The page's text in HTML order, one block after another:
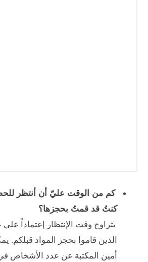
كم من الوقت عليّ أن أنتظر
كنتُ قد قمتُ بحجزها؟
يتراوح وقت الإنتظار إعتماداً
الذين قاموا بحجز المواد قبلكم.
أمين المكتبة عن عدد الأشخاص